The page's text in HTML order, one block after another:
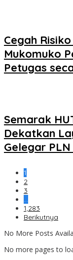
Cegah
Mukomuko
Petugas
Semarak
Dekatkan
Gelegar
1
2
3
…
1,283
Berikutnya
No More Posts
No more pages to